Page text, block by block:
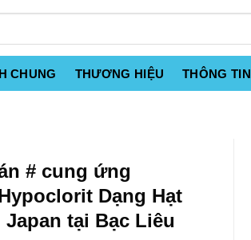
CHUNG THƯƠNG HIỆU THÔNG TIN
# cung ứng
Dạng Hạt
tại Bạc Liêu